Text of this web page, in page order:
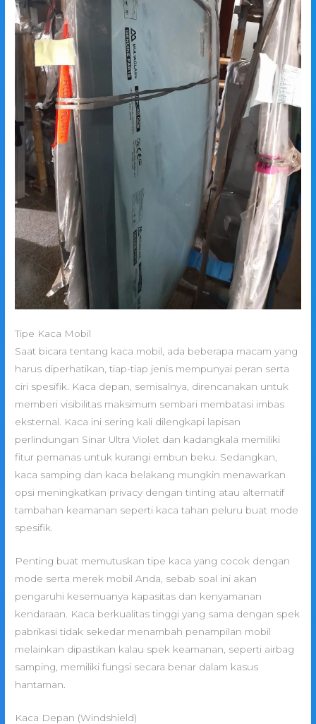
Tipe Kaca Mobil
Saat bicara tentang kaca mobil, ada beberapa macam yang
harus diperhatikan, tiap-tiap jenis mempunyai peran serta
ciri spesifik. Kaca depan, semisalnya, direncanakan untuk
memberi visibilitas maksimum sembari membatasi imbas
eksternal. Kaca ini sering kali dilengkapi lapisan
perlindungan Sinar Ultra Violet dan kadangkala memiliki
fitur pemanas untuk kurangi embun beku. Sedangkan,
kaca samping dan kaca belakang mungkin menawarkan
opsi meningkatkan privacy dengan tinting atau alternatif
tambahan keamanan seperti kaca tahan peluru buat mode
spesifik.
Penting buat memutuskan tipe kaca yang cocok dengan
mode serta merek mobil Anda, sebab soal ini akan
pengaruhi kesemuanya kapasitas dan kenyamanan
kendaraan. Kaca berkualitas tinggi yang sama dengan spek
pabrikasi tidak sekedar menambah penampilan mobil
melainkan dipastikan kalau spek keamanan, seperti airbag
samping, memiliki fungsi secara benar dalam kasus
hantaman.
Kaca Depan (Windshield)